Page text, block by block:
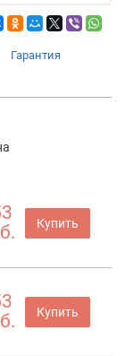
Гарантия
Купить
Купить